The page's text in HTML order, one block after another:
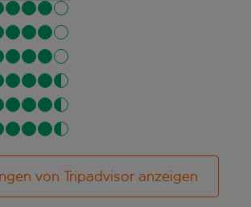
von Tripadvisor anzeigen